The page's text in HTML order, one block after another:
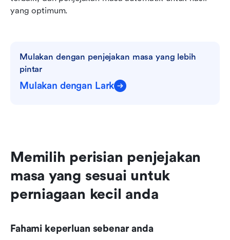
yang optimum.
Mulakan dengan penjejakan masa yang lebih
pintar
Mulakan dengan Lark
Memilih perisian penjejakan
masa yang sesuai untuk
perniagaan kecil anda
Fahami keperluan sebenar anda